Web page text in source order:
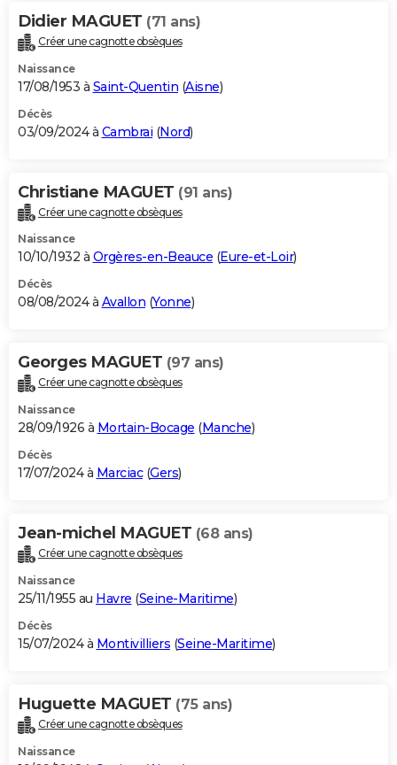
Didier MAGUET (71 ans)
Créer une cagnotte obsèques
Naissance
17/08/1953 à Saint-Quentin (Aisne)
Décès
03/09/2024 à Cambrai (Nord)
Christiane MAGUET (91 ans)
Créer une cagnotte obsèques
Naissance
10/10/1932 à Orgères-en-Beauce (Eure-et-Loir)
Décès
08/08/2024 à Avallon (Yonne)
Georges MAGUET (97 ans)
Créer une cagnotte obsèques
Naissance
28/09/1926 à Mortain-Bocage (Manche)
Décès
17/07/2024 à Marciac(Gers)
Jean-michel MAGUET (68 ans)
Créer une cagnotte obsèques
Naissance
25/11/1955 au Havre (Seine-Maritime)
Décès
15/07/2024 à Montivilliers (Seine-Maritime)
Huguette MAGUET (75 ans)
Créer une cagnotte obsèques
Naissance